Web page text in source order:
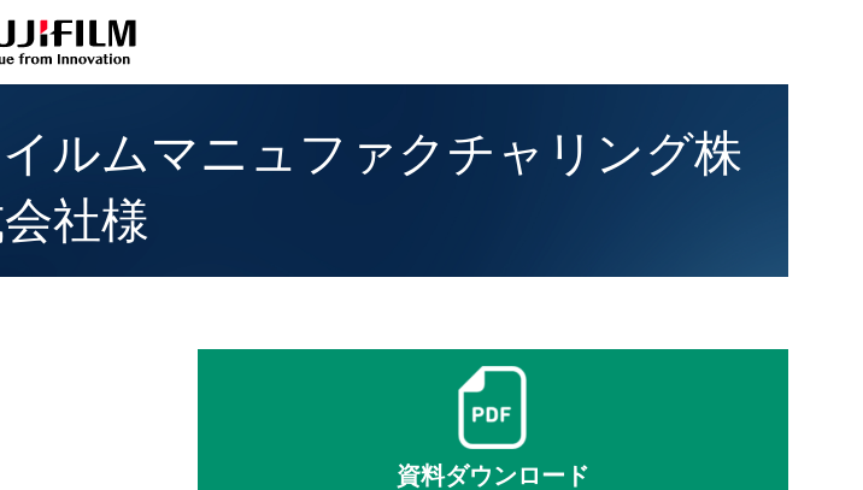
ルムマニュファクチャリング株
社様
資料ダウンロード